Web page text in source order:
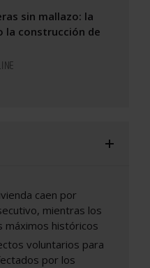
sin mallazo: la
la construcción de
caen por
mientras los
máximos históricos
voluntarios para
por los